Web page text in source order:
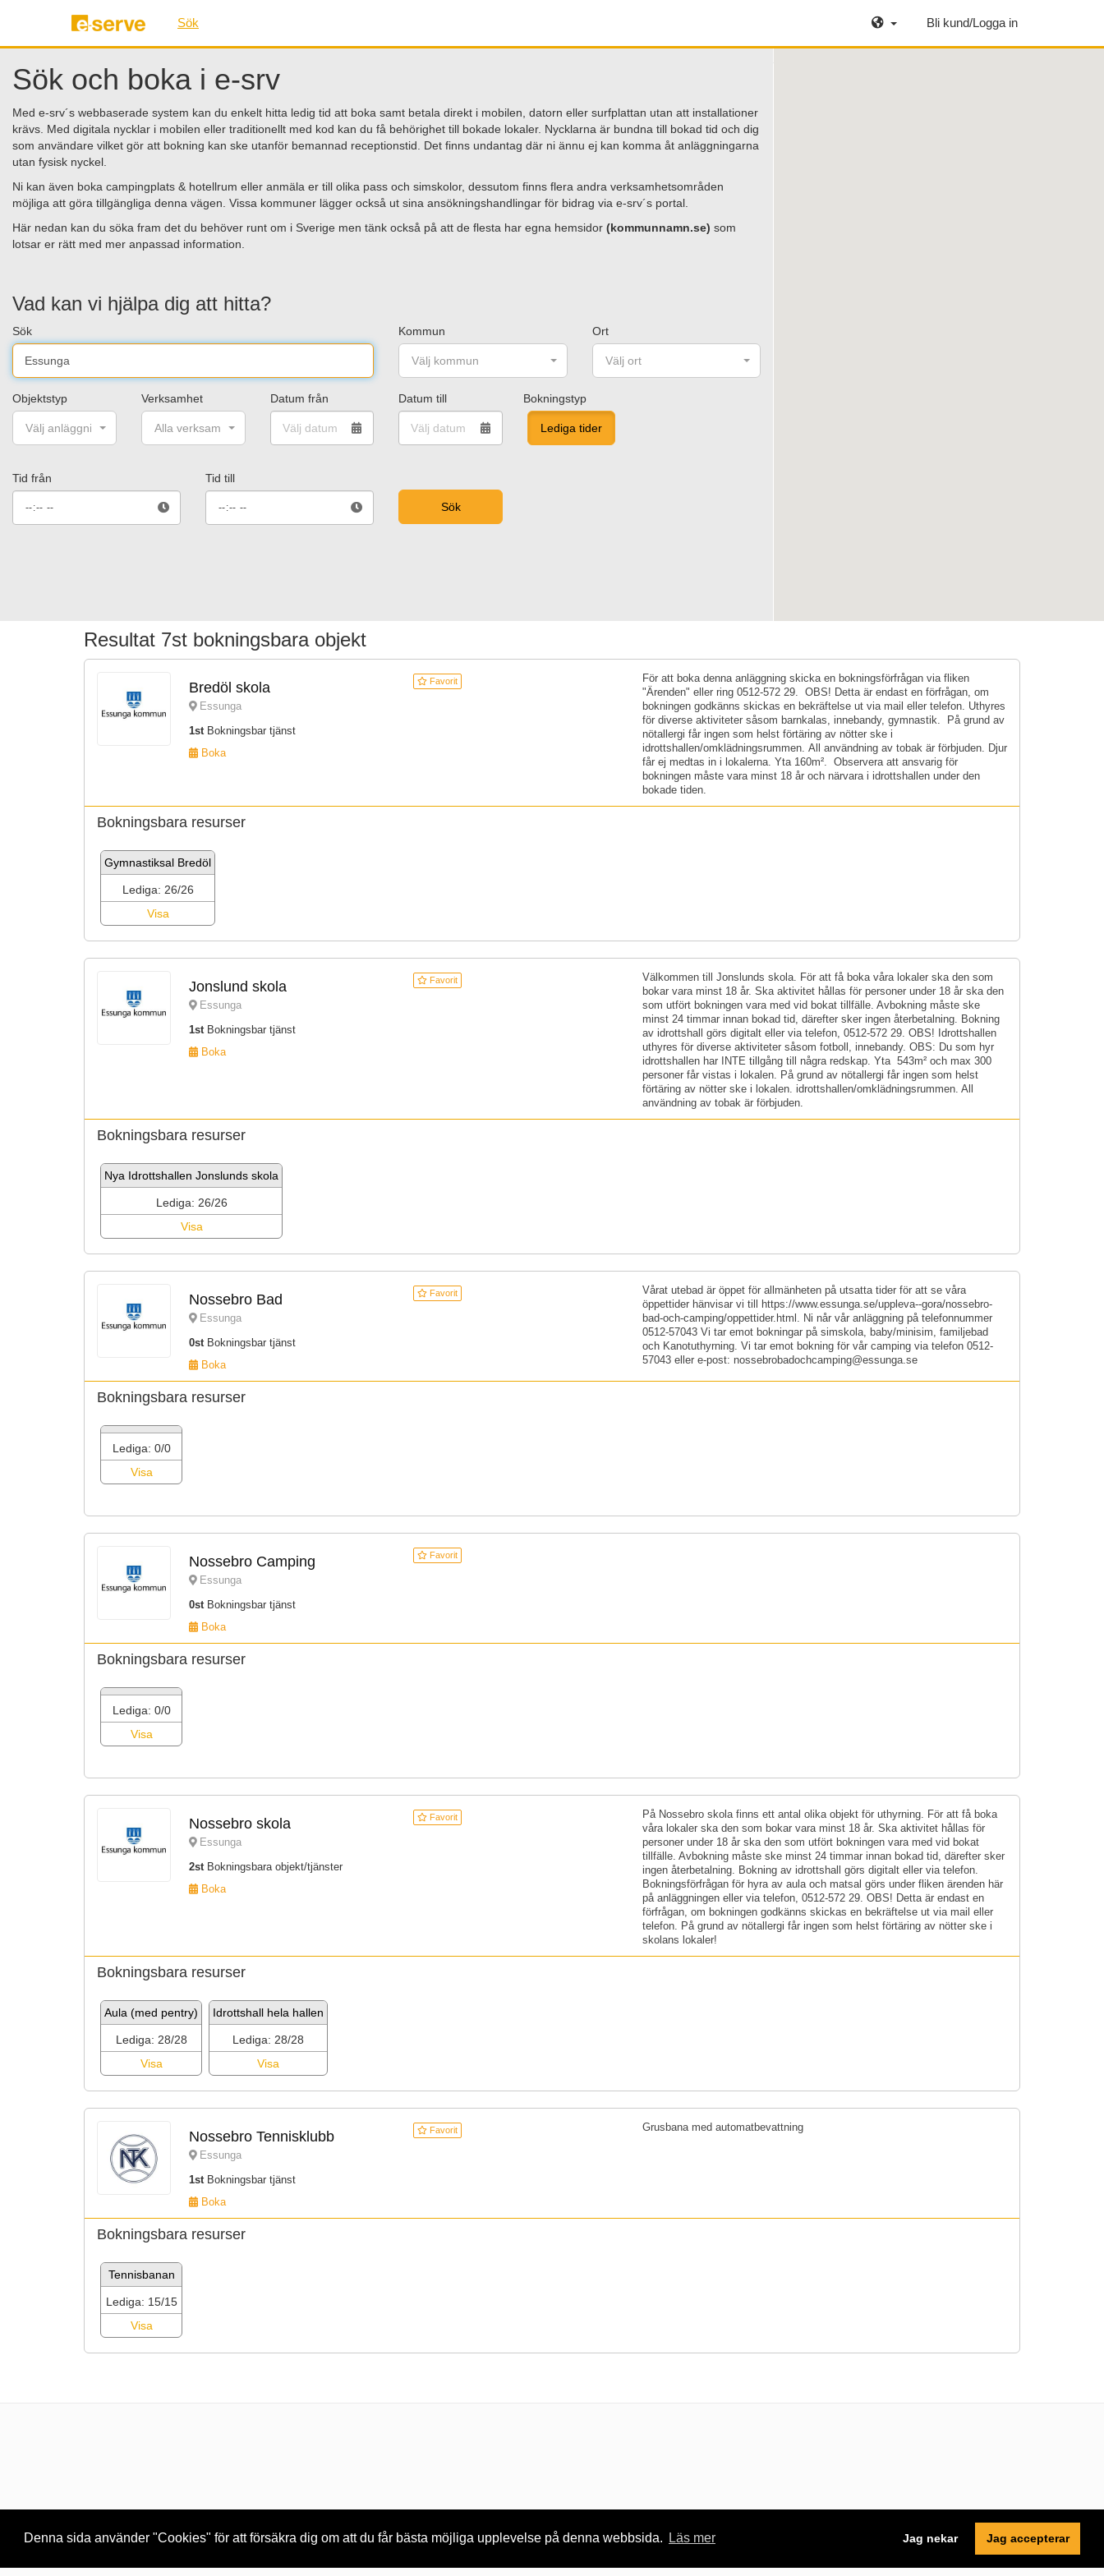
Denna sida använder "Cookies" för att försäkra dig om att du får bästa möjliga upplevelse på denna webbsida. Läs mer Jag nekar Jag accepterar
Sök Bli kund/Logga in
Sök och boka i e-srv
Med e-srv´s webbaserade system kan du enkelt hitta ledig tid att boka samt betala direkt i mobilen, datorn eller surfplattan utan att installationer
krävs. Med digitala nycklar i mobilen eller traditionellt med kod kan du få behörighet till bokade lokaler. Nycklarna är bundna till bokad tid och dig
som användare vilket gör att bokning kan ske utanför bemannad receptionstid. Det finns undantag där ni ännu ej kan komma åt anläggningarna
utan fysisk nyckel.
Ni kan även boka campingplats & hotellrum eller anmäla er till olika pass och simskolor, dessutom finns flera andra verksamhetsområden
möjliga att göra tillgängliga denna vägen. Vissa kommuner lägger också ut sina ansökningshandlingar för bidrag via e-srv´s portal.
Här nedan kan du söka fram det du behöver runt om i Sverige men tänk också på att de flesta har egna hemsidor (kommunnamn.se) som
lotsar er rätt med mer anpassad information.
Vad kan vi hjälpa dig att hitta?
Sök Kommun
Välj kommun
Ort
Välj ort
Objektstyp
Välj anläggning/aktivitet
Verksamhet
Alla verksamheter
Datum från Datum till Bokningstyp
Lediga tider
Tid från Tid till
Resultat 7st bokningsbara objekt
Bredöl skola
Essunga
1st Bokningsbar tjänst
Boka
Favorit
För att boka denna anläggning skicka en bokningsförfrågan via fliken
"Ärenden" eller ring 0512-572 29. OBS! Detta är endast en förfrågan, om
bokningen godkänns skickas en bekräftelse ut via mail eller telefon. Uthyres
för diverse aktiviteter såsom barnkalas, innebandy, gymnastik. På grund av
nötallergi får ingen som helst förtäring av nötter ske i
idrottshallen/omklädningsrummen. All användning av tobak är förbjuden. Djur
får ej medtas in i lokalerna. Yta 160m². Observera att ansvarig för
bokningen måste vara minst 18 år och närvara i idrottshallen under den
bokade tiden.
Bokningsbara resurser
Gymnastiksal Bredöl
Lediga: 26/26
Visa
Jonslund skola
Essunga
1st Bokningsbar tjänst
Boka
Favorit
Välkommen till Jonslunds skola. För att få boka våra lokaler ska den som
bokar vara minst 18 år. Ska aktivitet hållas för personer under 18 år ska den
som utfört bokningen vara med vid bokat tillfälle. Avbokning måste ske
minst 24 timmar innan bokad tid, därefter sker ingen återbetalning. Bokning
av idrottshall görs digitalt eller via telefon, 0512-572 29. OBS! Idrottshallen
uthyres för diverse aktiviteter såsom fotboll, innebandy. OBS: Du som hyr
idrottshallen har INTE tillgång till några redskap. Yta 543m² och max 300
personer får vistas i lokalen. På grund av nötallergi får ingen som helst
förtäring av nötter ske i lokalen. idrottshallen/omklädningsrummen. All
användning av tobak är förbjuden.
Bokningsbara resurser
Nya Idrottshallen Jonslunds skola
Lediga: 26/26
Visa
Nossebro Bad
Essunga
0st Bokningsbar tjänst
Boka
Favorit
Vårat utebad är öppet för allmänheten på utsatta tider för att se våra
öppettider hänvisar vi till https://www.essunga.se/uppleva--gora/nossebro-
bad-och-camping/oppettider.html. Ni når vår anläggning på telefonnummer
0512-57043 Vi tar emot bokningar på simskola, baby/minisim, familjebad
och Kanotuthyrning. Vi tar emot bokning för vår camping via telefon 0512-
57043 eller e-post: nossebrobadochcamping@essunga.se
Bokningsbara resurser
Lediga: 0/0
Visa
Nossebro Camping
Essunga
0st Bokningsbar tjänst
Boka
Favorit
Bokningsbara resurser
Lediga: 0/0
Visa
Nossebro skola
Essunga
2st Bokningsbara objekt/tjänster
Boka
Favorit
På Nossebro skola finns ett antal olika objekt för uthyrning. För att få boka
våra lokaler ska den som bokar vara minst 18 år. Ska aktivitet hållas för
personer under 18 år ska den som utfört bokningen vara med vid bokat
tillfälle. Avbokning måste ske minst 24 timmar innan bokad tid, därefter sker
ingen återbetalning. Bokning av idrottshall görs digitalt eller via telefon.
Bokningsförfrågan för hyra av aula och matsal görs under fliken ärenden här
på anläggningen eller via telefon, 0512-572 29. OBS! Detta är endast en
förfrågan, om bokningen godkänns skickas en bekräftelse ut via mail eller
telefon. På grund av nötallergi får ingen som helst förtäring av nötter ske i
skolans lokaler!
Bokningsbara resurser
Aula (med pentry)
Lediga: 28/28
Visa
Idrottshall hela hallen
Lediga: 28/28
Visa
Nossebro Tennisklubb
Essunga
1st Bokningsbar tjänst
Boka
Favorit Grusbana med automatbevattning
Bokningsbara resurser
Tennisbanan
Lediga: 15/15
Visa